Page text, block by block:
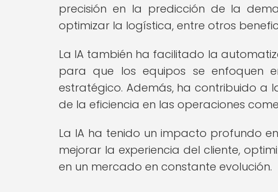
precisión en la predicción de la
optimizar la logística, entre otros
La IA también ha facilitado la
para que los equipos se enfoquen
estratégico. Además, ha contribuido a
de la eficiencia en las operaciones
La IA ha tenido un impacto profundo
mejorar la experiencia del cliente,
en un mercado en constante evolución.